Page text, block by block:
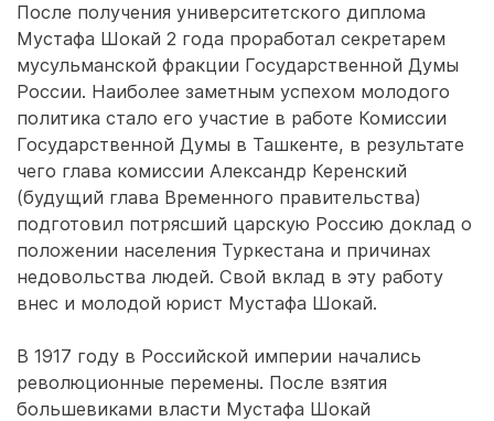
После получения университетского диплома
Мустафа Шокай 2 года проработал секретарем
мусульманской фракции Государственной Думы
России. Наиболее заметным успехом молодого
политика стало его участие в работе Комиссии
Государственной Думы в Ташкенте, в результате
чего глава комиссии Александр Керенский
(будущий глава Временного правительства)
подготовил потрясший царскую Россию доклад о
положении населения Туркестана и причинах
недовольства людей. Свой вклад в эту работу
внес и молодой юрист Мустафа Шокай.
В 1917 году в Российской империи начались
революционные перемены. После взятия
большевиками власти Мустафа Шокай